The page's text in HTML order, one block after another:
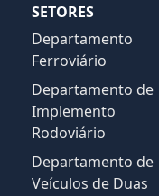
SETORES
Departamento
Ferroviário
Departamento de
Implemento
Rodoviário
Departamento de
Veículos de Duas